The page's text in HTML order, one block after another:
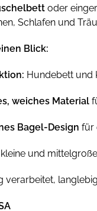
oder
Schlafen und
Blick:
Hundebett und
weiches Material
Bagel-Design für
und
verarbeitet,